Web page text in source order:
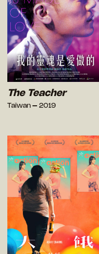
The Teacher
Taïwan – 2019